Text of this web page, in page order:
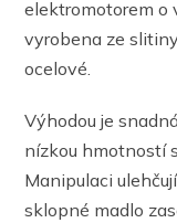
elektromotorem o
vyrobena ze
ocelové.
Výhodou je
nízkou hmotností
Manipulaci
sklopné madlo